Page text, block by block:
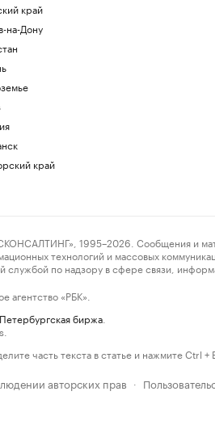
край
на-Дону
край
1995–2026. Сообщения и
технологий и массовых
по надзору в сфере связи,
агентство «РБК».
биржа
часть текста в статье и нажмите Ctrl +
авторских прав ·